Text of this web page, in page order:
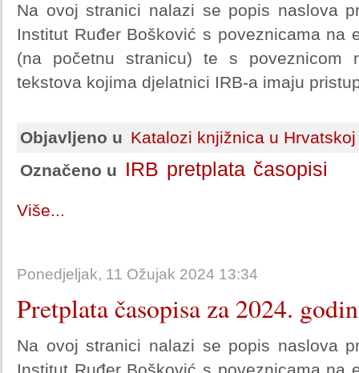
Na ovoj stranici nalazi se popis naslova
Institut Ruđer Bošković s poveznicama na
(na početnu stranicu) te s poveznicom
tekstova kojima djelatnici IRB-a imaju
Objavljeno u Katalozi knjižnica u Hrvatskoj
Označeno u IRB pretplata časopisi
Više...
Ponedjeljak, 11 Ožujak 2024 13:34
Pretplata časopisa za 2024.
Na ovoj stranici nalazi se popis naslova